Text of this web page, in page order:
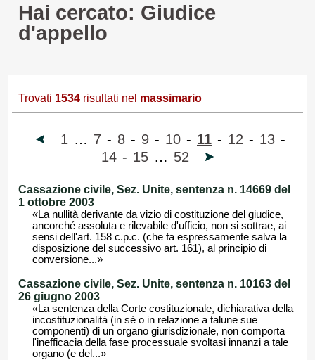
Hai cercato: Giudice
d'appello
Trovati 1534 risultati nel massimario
1 … 7 - 8 - 9 - 10 - 11 - 12 - 13 -
14 - 15 … 52
Cassazione civile, Sez. Unite, sentenza n. 14669 del
1 ottobre 2003
«La nullità derivante da vizio di costituzione del giudice,
ancorché assoluta e rilevabile d'ufficio, non si sottrae, ai
sensi dell'art. 158 c.p.c. (che fa espressamente salva la
disposizione del successivo art. 161), al principio di
conversione...»
Cassazione civile, Sez. Unite, sentenza n. 10163 del
26 giugno 2003
«La sentenza della Corte costituzionale, dichiarativa della
incostituzionalità (in sé o in relazione a talune sue
componenti) di un organo giurisdizionale, non comporta
l'inefficacia della fase processuale svoltasi innanzi a tale
organo (e del...»